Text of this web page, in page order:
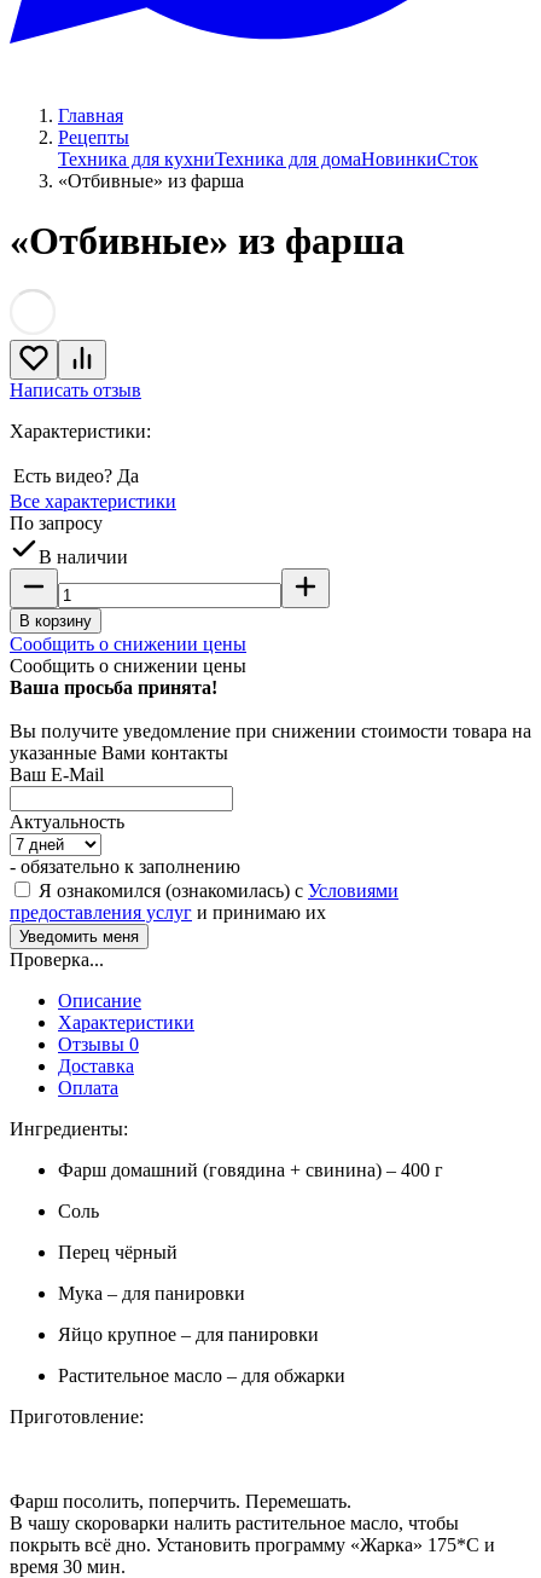
Главная
Рецепты
Техника для кухниТехника для домаНовинкиСток
«Отбивные» из фарша
«Отбивные» из фарша
Написать отзыв
Характеристики:
Есть видео? Да
Все характеристики
По запросу
В наличии
В корзину
Сообщить о снижении цены
Сообщить о снижении цены
Ваша просьба принята!
Вы получите уведомление при снижении стоимости товара на
указанные Вами контакты
Ваш E-Mail
Актуальность
- обязательно к заполнению
Я ознакомился (ознакомилась) с Условиями
предоставления услуг и принимаю их
Проверка...
Описание
Характеристики
Отзывы 0
Доставка
Оплата
Ингредиенты:
Фарш домашний (говядина + свинина) – 400 г
Соль
Перец чёрный
Мука – для панировки
Яйцо крупное – для панировки
Растительное масло – для обжарки
Приготовление:
Фарш посолить, поперчить. Перемешать.
В чашу скороварки налить растительное масло, чтобы
покрыть всё дно. Установить программу «Жарка» 175*С и
время 30 мин.